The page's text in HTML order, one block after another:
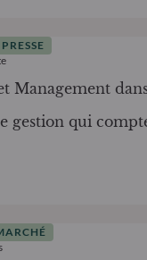
Management
gestion qui